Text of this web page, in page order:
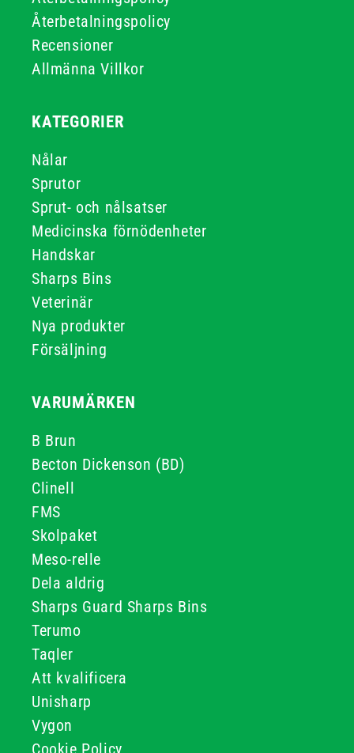
Återbetalningspolicy
Recensioner
Allmänna Villkor
KATEGORIER
Nålar
Sprutor
Sprut- och nålsatser
Medicinska förnödenheter
Handskar
Sharps Bins
Veterinär
Nya produkter
Försäljning
VARUMÄRKEN
B Brun
Becton Dickenson (BD)
Clinell
FMS
Skolpaket
Meso-relle
Dela aldrig
Sharps Guard Sharps Bins
Terumo
Taqler
Att kvalificera
Unisharp
Vygon
Cookie Policy